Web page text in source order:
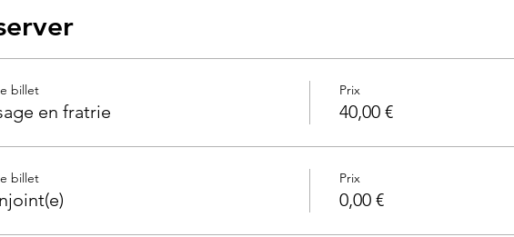
: 1h
billet
en fratrie
Prix
40,00 €
billet Prix
0,00 €